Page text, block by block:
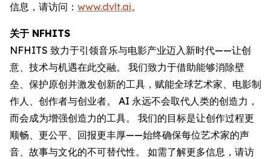
信息，请访问： www.dvlt.ai。
关于 NFHITS
NFHITS 致力于引领音乐与电影产业迈入新时代——让创
意、技术与机遇在此交融。 我们致力于借助能够消除壁
垒、保护原创并激发创新的工具，赋能全球艺术家、电影制
作人、创作者与创业者。 AI 永远不会取代人类的创造力，
而会成为增强创造力的工具。 我们的目标是让创作过程更
顺畅、更公平、回报更丰厚——始终确保每位艺术家的声
音、故事与文化的不可替代性。 如需了解更多信息，请访